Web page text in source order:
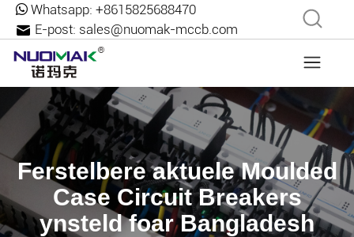
Whatsapp: +8615825688470
E-post: sales@nuomak-mccb.com
Ferstelbere aktuele Moulded
Case Circuit Breakers
ynsteld foar Bangladesh